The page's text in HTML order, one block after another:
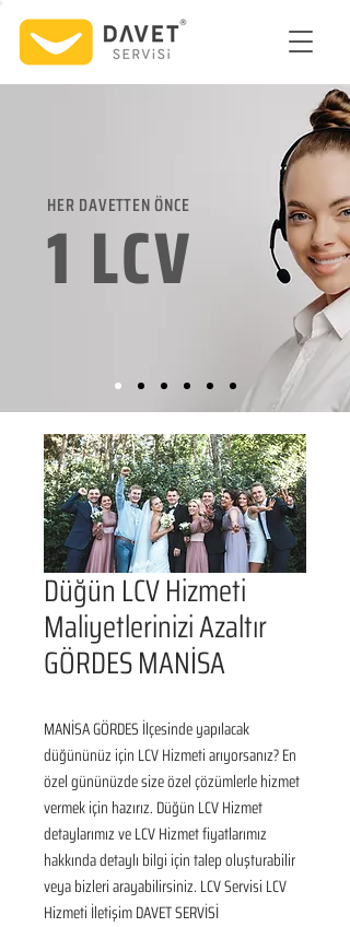
HER DAVETTEN ÖNCE
1 LCV
Düğün LCV Hizmeti
Maliyetlerinizi Azaltır
GÖRDES MANİSA
MANİSA GÖRDES İlçesinde yapılacak
düğününüz için LCV Hizmeti arıyorsanız? En
özel gününüzde size özel çözümlerle hizmet
vermek için hazırız. Düğün LCV Hizmet
detaylarımız ve LCV Hizmet fiyatlarımız
hakkında detaylı bilgi için talep oluşturabilir
veya bizleri arayabilirsiniz. LCV Servisi LCV
Hizmeti İletişim DAVET SERVİSİ